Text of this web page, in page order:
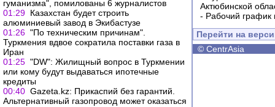
гуманизма", помилованы 6 журналистов
01:29 Казахстан будет строить
алюминиевый завод в Экибастузе
01:26 "По техническим причинам".
Туркмения вдвое сократила поставки газа в
Иран
01:25 "DW": Жилищный вопрос в Туркмении
или кому будут выдаваться ипотечные
кредиты
00:40 Gazeta.kz: Прикаспий без гарантий.
Альтернативный газопровод может оказаться
Актюбинской
- Рабочий график
Перейти на
© CentrAsia